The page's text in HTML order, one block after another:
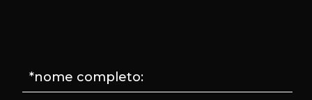
*nome completo: